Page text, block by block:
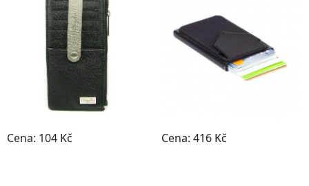
Cena: 104 Kč
Cena: 416 Kč